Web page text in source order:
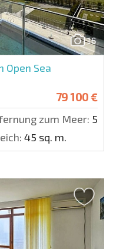
16
Open Sea
79 100 €
zum Meer: 50
45 sq. m.